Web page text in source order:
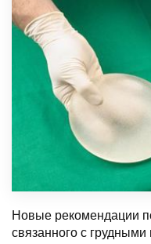
Новые рекомендации
связанного с